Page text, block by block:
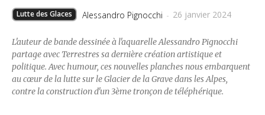
Lutte des Glaces Alessandro Pignocchi - 26 janvier 2024
L'auteur de bande dessinée à l'aquarelle Alessandro Pignocchi
partage avec Terrestres sa dernière création artistique et
politique. Avec humour, ces nouvelles planches nous embarquent
au cœur de la lutte sur le Glacier de la Grave dans les Alpes,
contre la construction d'un 3ème tronçon de téléphérique.